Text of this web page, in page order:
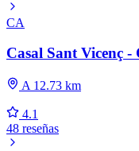
CA
Casal Sant Vicenç -
A 12.73 km
4.1
48 reseñas